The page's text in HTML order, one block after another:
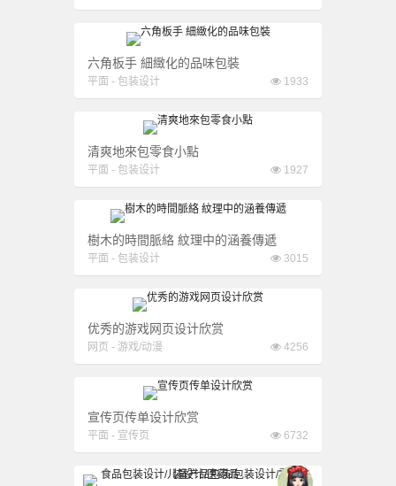
六角板手 細緻化的品味包裝
平面 - 包装设计 1933
清爽地來包零食小點
平面 - 包装设计 1927
樹木的時間脈絡 紋理中的涵養傳遞
平面 - 包装设计 3015
优秀的游戏网页设计欣赏
网页 - 游戏/动漫 4256
宣传页传单设计欣赏
平面 - 宣传页 6732